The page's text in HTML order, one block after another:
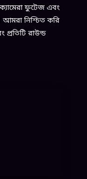
ক্যামেরা ফুটেজ এবং
আমরা নিশ্চিত করি
রাউন্ড